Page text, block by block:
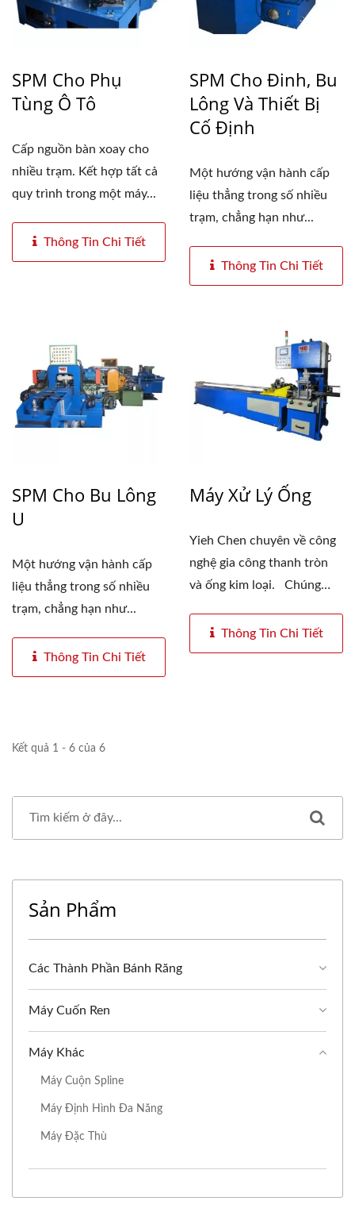
SPM Cho Phụ
Tùng Ô Tô
Cấp nguồn bàn xoay cho
nhiều trạm. Kết hợp tất cả
quy trình trong một máy...
Thông Tin Chi Tiết
SPM Cho Đinh, Bu
Lông Và Thiết Bị
Cố Định
Một hướng vận hành cấp
liệu thẳng trong số nhiều
trạm, chẳng hạn như...
Thông Tin Chi Tiết
SPM Cho Bu Lông
U
Một hướng vận hành cấp
liệu thẳng trong số nhiều
trạm, chẳng hạn như...
Thông Tin Chi Tiết
Máy Xử Lý Ống
Yieh Chen chuyên về công
nghệ gia công thanh tròn
và ống kim loại. Chúng
Thông Tin Chi Tiết
Kết quả 1 - 6 của 6
Sản Phẩm
Các Thành Phần Bánh Răng
Máy Cuốn Ren
Máy Khác
Máy Cuộn Spline
Máy Định Hình Đa Năng
Máy Đặc Thù